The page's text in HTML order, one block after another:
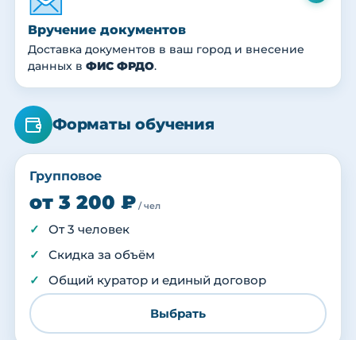
Вручение документов
Доставка документов в ваш город и внесение
данных в ФИС ФРДО.
Форматы обучения
Групповое
от 3 200 ₽ / чел
От 3 человек
Скидка за объём
Общий куратор и единый договор
Выбрать